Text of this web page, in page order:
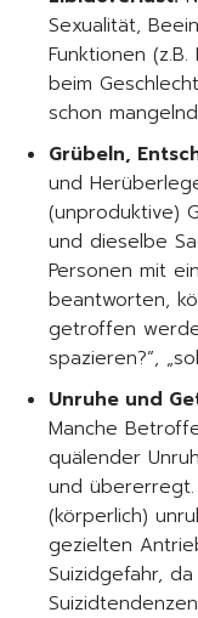
Sexualität,
Funktionen
beim
schon
Grübeln,
und
(unproduktive)
und dieselbe
Personen mit
beantworten,
getroffen
spazieren?”,
Unruhe und
Manche
quälender
und übererregt.
(körperlich)
gezielten
Suizidgefahr,